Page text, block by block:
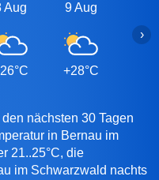
Aug 9 Aug
+28°C
›
nächsten 30 Tagen
in Bernau im
21..25°C, die
im Schwarzwald nachts